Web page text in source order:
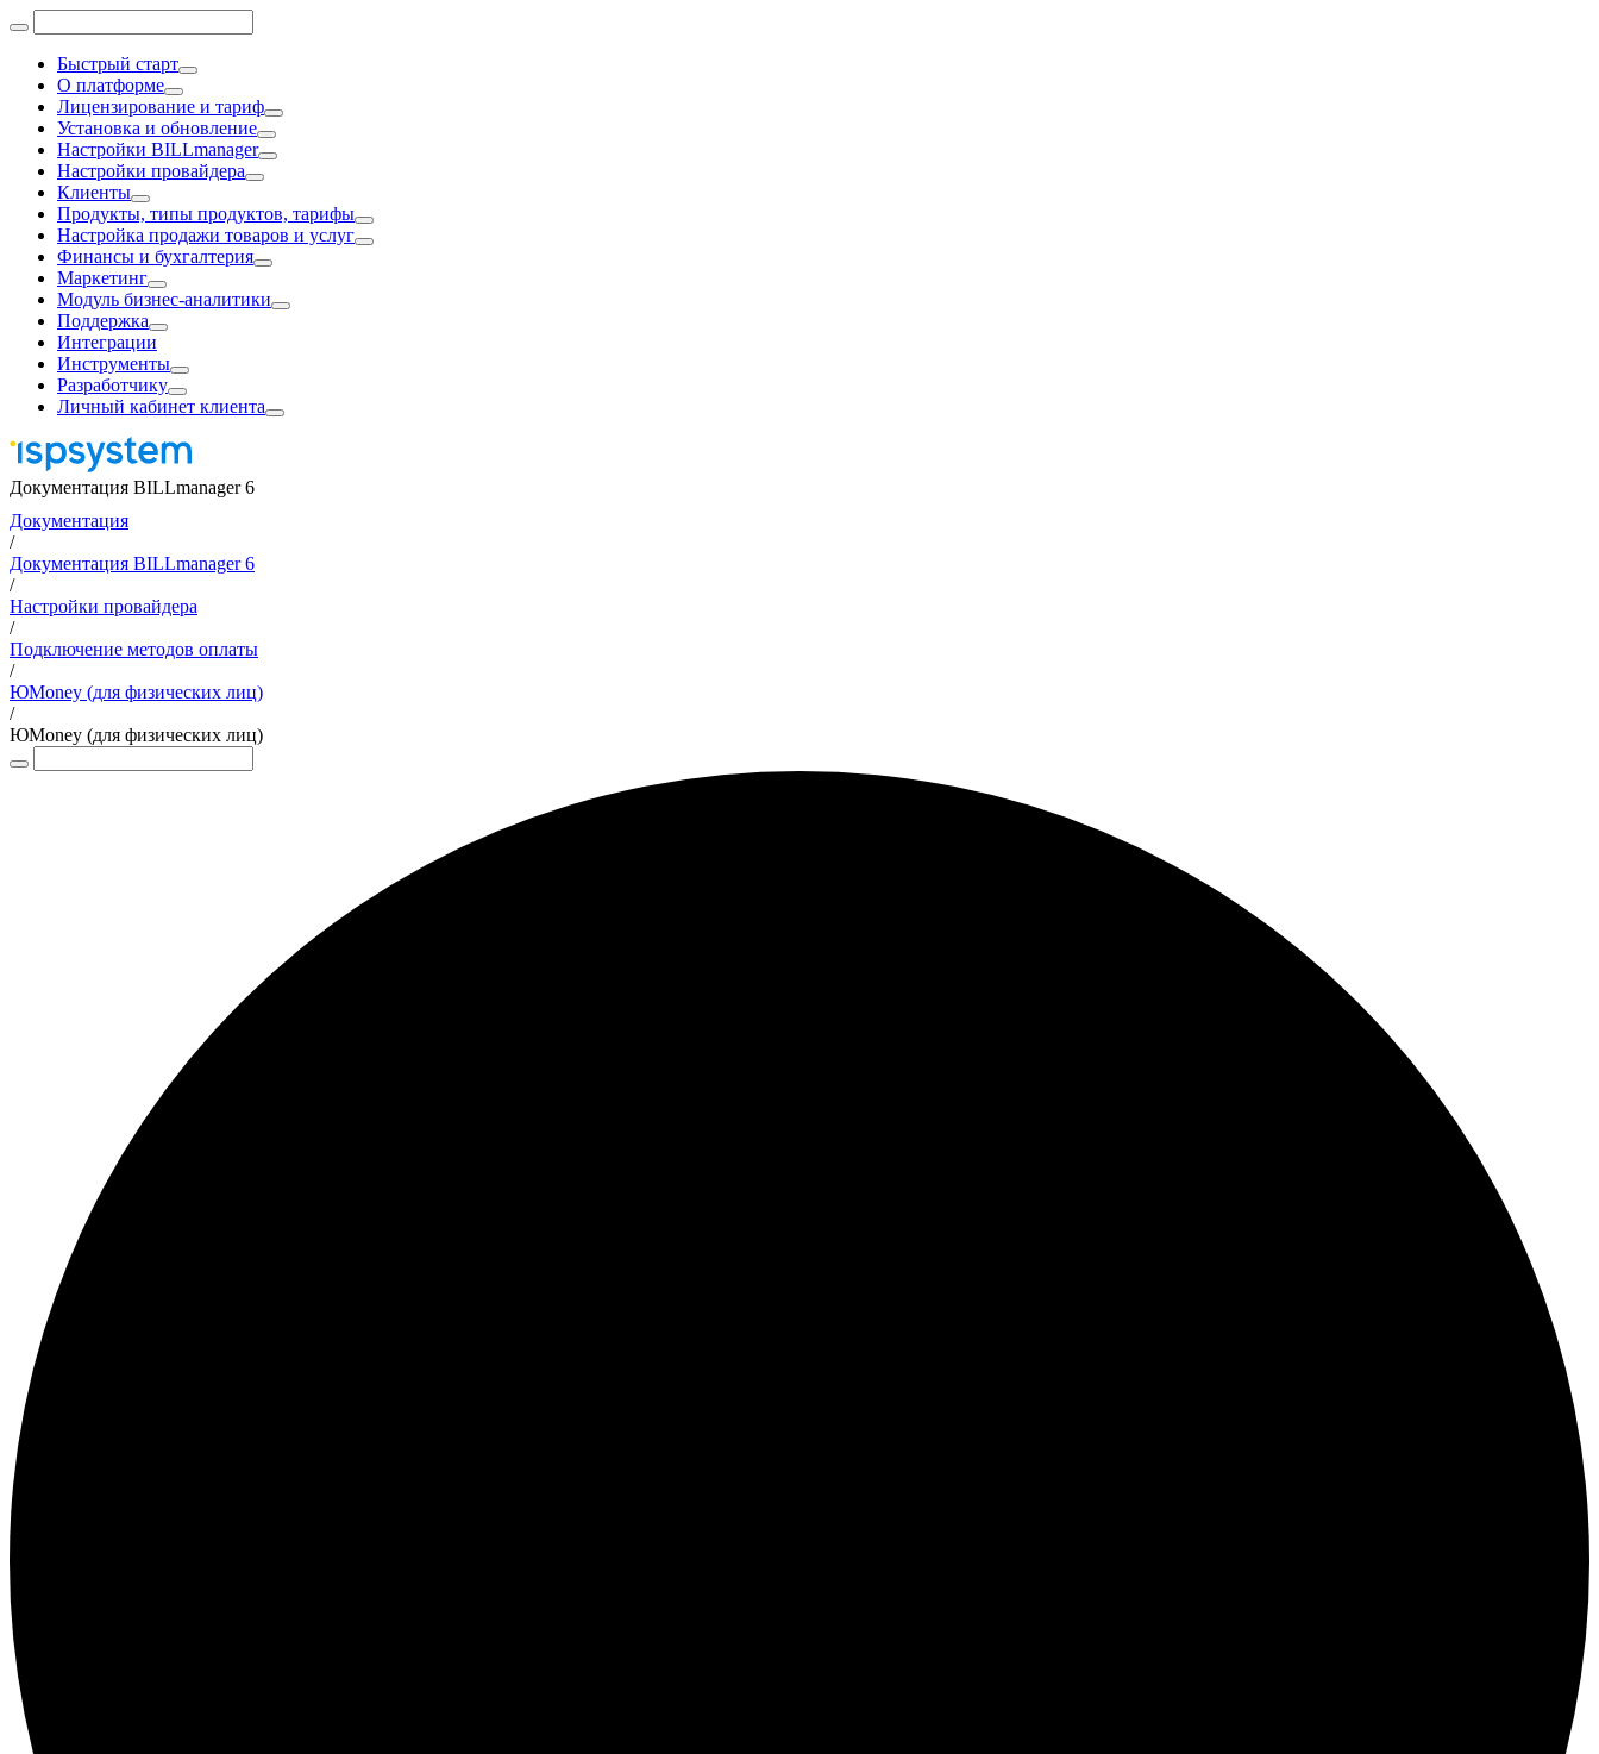
Быстрый старт
О платформе
Лицензирование и тариф
Установка и обновление
Настройки BILLmanager
Настройки провайдера
Клиенты
Продукты, типы продуктов, тарифы
Настройка продажи товаров и услуг
Финансы и бухгалтерия
Маркетинг
Модуль бизнес-аналитики
Поддержка
Интеграции
Инструменты
Разработчику
Личный кабинет клиента
Документация BILLmanager 6
Документация
/
Документация BILLmanager 6
/
Настройки провайдера
/
Подключение методов оплаты
/
ЮMoney (для физических лиц)
/
ЮMoney (для физических лиц)